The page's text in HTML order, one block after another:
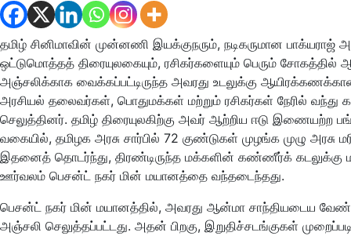
தமிழ் சினிமாவின் முன்னணி இயக்குநரும், நடிகருமான பாக்யராஜ்
ஒட்டுமொத்தத் திரையுலகையும், ரசிகர்களையும் பெரும் சோகத்தில்
அஞ்சலிக்காக வைக்கப்பட்டிருந்த அவரது உடலுக்கு
அரசியல் தலைவர்கள், பொதுமக்கள் மற்றும் ரசிகர்கள் நேரில்
செலுத்தினர். தமிழ் திரையுலகிற்கு அவர் ஆற்றிய ஈடு இணையற்ற
வகையில், தமிழக அரசு சார்பில் 72 குண்டுகள் முழங்க முழு அரசு
இதனைத் தொடர்ந்து, திரண்டிருந்த மக்களின் கண்ணீர்க் கடலுக்கு
ஊர்வலம் பெசன்ட் நகர் மின் மயானத்தை வந்தடைந்தது.
பெசன்ட் நகர் மின் மயானத்தில், அவரது ஆன்மா சாந்தியடைய
அஞ்சலி செலுத்தப்பட்டது. அதன் பிறகு, இறுதிச்சடங்குகள்